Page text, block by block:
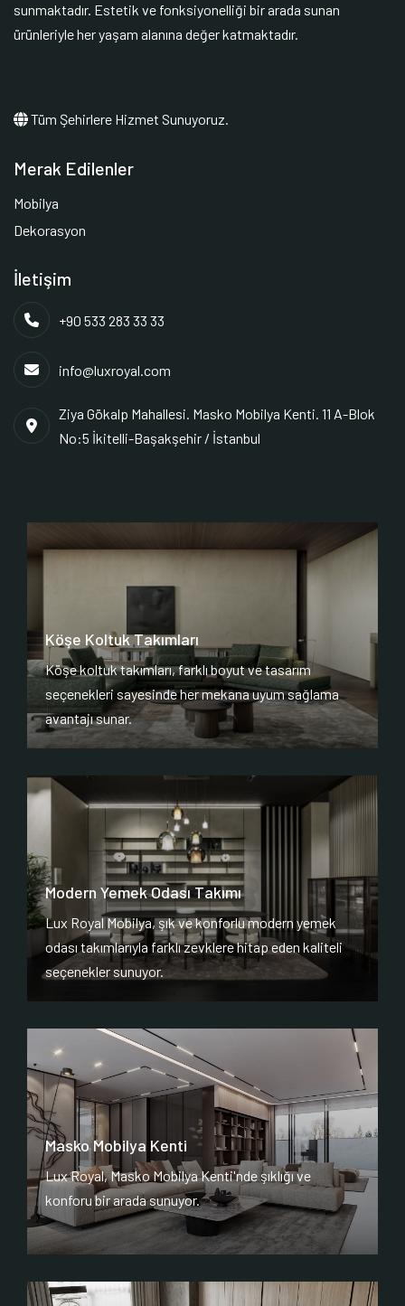
sunmaktadır. Estetik ve fonksiyonelliği bir arada sunan
ürünleriyle her yaşam alanına değer katmaktadır.
Tüm Şehirlere Hizmet Sunuyoruz.
Merak Edilenler
Mobilya
Dekorasyon
İletişim
+90 533 283 33 33
info@luxroyal.com
Ziya Gökalp Mahallesi. Masko Mobilya Kenti. 11 A-Blok
No:5 İkitelli-Başakşehir / İstanbul
Köşe Koltuk Takımları
Köşe koltuk takımları, farklı boyut ve tasarım
seçenekleri sayesinde her mekana uyum sağlama
avantajı sunar.
Modern Yemek Odası Takımı
Lux Royal Mobilya, şık ve konforlu modern yemek
odası takımlarıyla farklı zevklere hitap eden kaliteli
seçenekler sunuyor.
Masko Mobilya Kenti
Lux Royal, Masko Mobilya Kenti'nde şıklığı ve
konforu bir arada sunuyor.